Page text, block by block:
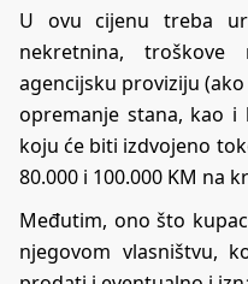
U ovu cijenu treba
nekretnina, troškove
agencijsku proviziju
opremanje stana, kao
koju će biti izdvojeno
80.000 i 100.000 KM na
Međutim, ono što
njegovom vlasništvu,